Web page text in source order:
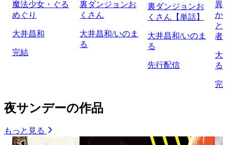
魔法少女・ぐる
めぐり
大井昌和
完結
裏ダンジョンお
くさん
大井昌和/いのま
る
裏ダンジョンお
くさん【単話】
大井昌和/いのま
る
先行配信
異
か
と
者
大
る
完
夜サンデーの作品
もっと見る